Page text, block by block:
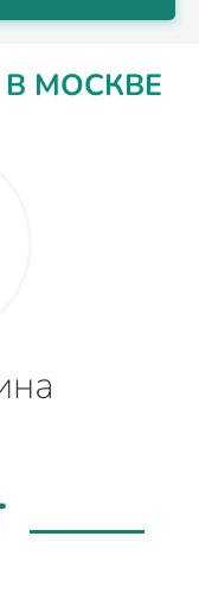
В МОСКВЕ